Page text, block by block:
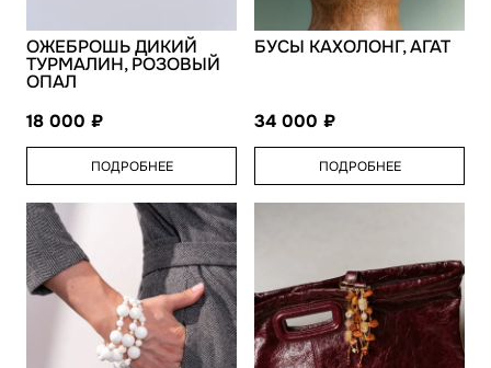
ОЖЕБРОШЬ ДИКИЙ
ТУРМАЛИН, РОЗОВЫЙ
ОПАЛ
18 000
ПОДРОБНЕЕ
БУСЫ КАХОЛОНГ, АГАТ
34 000
ПОДРОБНЕЕ